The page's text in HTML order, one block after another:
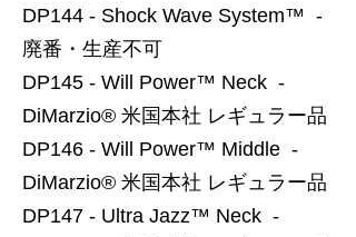
DP144 - Shock Wave System™ -
廃番・生産不可
DP145 - Will Power™ Neck -
DiMarzio® 米国本社 レギュラー品
DP146 - Will Power™ Middle -
DiMarzio® 米国本社 レギュラー品
DP147 - Ultra Jazz™ Neck -